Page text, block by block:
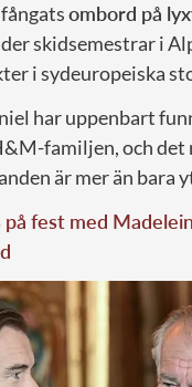
ombord på
skidsemestrar i
i sydeuropeiska
har uppenbart
familjen, och det
är mer än bara
på fest med